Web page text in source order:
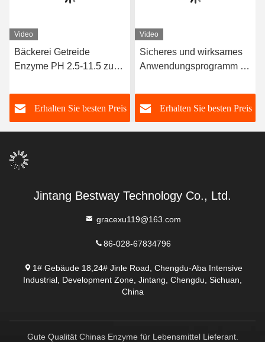
Video
Bäckerei Getreide
Enzyme PH 2.5-11.5 zur
Resistenz von Buns
gegen Aufwachen und
Wiederdämpfen
Erhalten Sie besten Preis
Video
Sicheres und wirksames
Anwendungsprogramm für
Weißpulver/Flüssigkeit
Erhalten Sie besten Preis
Jintang Bestway Technology Co., Ltd.
gracexu119@163.com
86-028-67834796
1# Gebäude 18,24# Jinle Road, Chengdu-Aba Intensive
Industrial, Development Zone, Jintang, Chengdu, Sichuan,
China
Gute Qualität Chinas Enzyme für Lebensmittel Lieferant.